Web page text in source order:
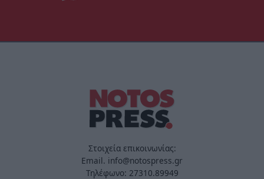
Στοιχεία επικοινωνίας:
Email. info@notospress.gr
Τηλέφωνο: 27310.89949